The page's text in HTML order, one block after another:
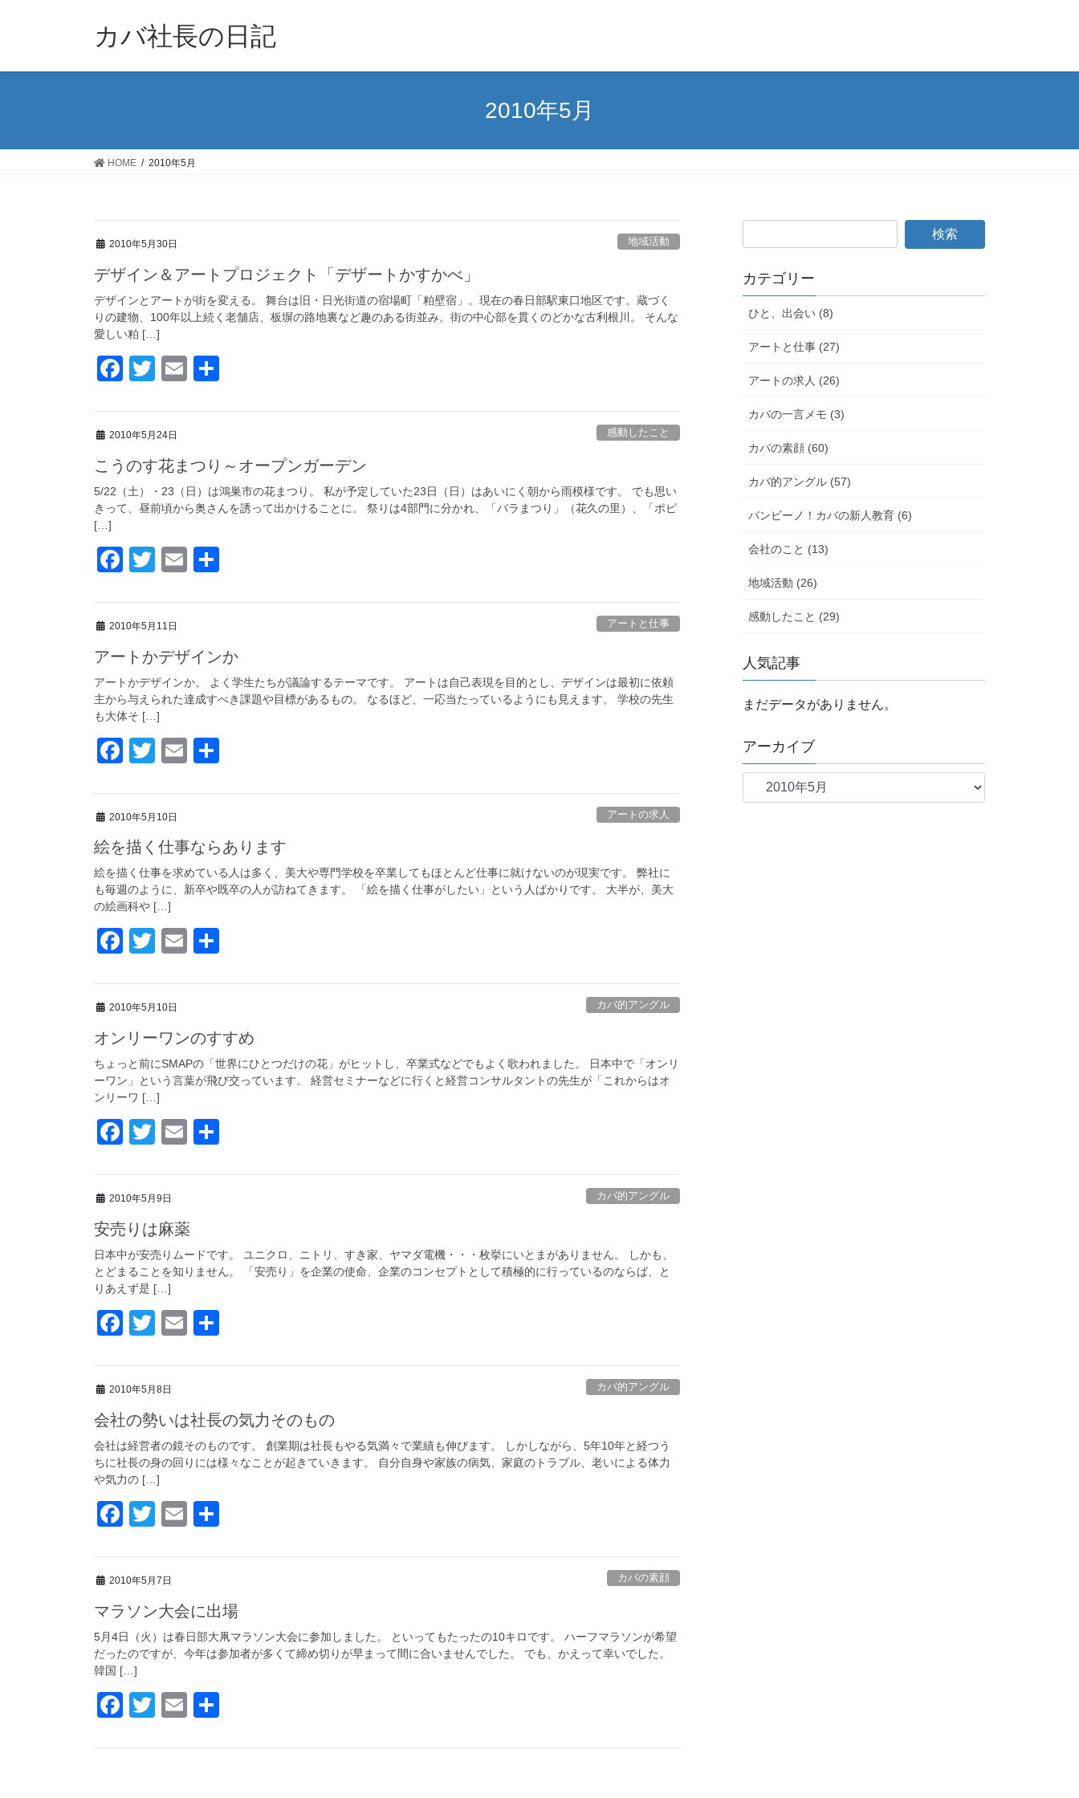
カバ社長の日記
2010年5月
HOME 2010年5月
2010年5月30日 地域活動
デザイン＆アートプロジェクト「デザートかすかべ」
デザインとアートが街を変える。 舞台は旧・日光街道の宿場町「粕壁宿」。現在の春日部駅東口地区です。蔵づく
りの建物、100年以上続く老舗店、板塀の路地裏など趣のある街並み。街の中心部を貫くのどかな古利根川。 そんな
愛しい粕 […]
F
c
e
b
o
o
k
T
tt
er
E
ail
2010年5月24日 感動したこと
こうのす花まつり～オープンガーデン
5/22（土）・23（日）は鴻巣市の花まつり。 私が予定していた23日（日）はあいにく朝から雨模様です。 でも思い
きって、昼前頃から奥さんを誘って出かけることに。 祭りは4部門に分かれ、「バラまつり」（花久の里）、「ポピ
[…]
F
c
e
b
o
o
k
T
tt
er
E
ail
2010年5月11日 アートと仕事
アートかデザインか
アートかデザインか。 よく学生たちが議論するテーマです。 アートは自己表現を目的とし、デザインは最初に依頼
主から与えられた達成すべき課題や目標があるもの。 なるほど、一応当たっているようにも見えます。 学校の先生
も大体そ […]
F
c
e
b
o
o
k
T
tt
er
E
ail
2010年5月10日 アートの求人
絵を描く仕事ならあります
絵を描く仕事を求めている人は多く、美大や専門学校を卒業してもほとんど仕事に就けないのが現実です。 弊社に
も毎週のように、新卒や既卒の人が訪ねてきます。 「絵を描く仕事がしたい」という人ばかりです。 大半が、美大
の絵画科や […]
F
c
e
b
o
o
k
T
tt
er
E
ail
2010年5月10日 カバ的アングル
オンリーワンのすすめ
ちょっと前にSMAPの「世界にひとつだけの花」がヒットし、卒業式などでもよく歌われました。 日本中で「オンリ
ーワン」という言葉が飛び交っています。 経営セミナーなどに行くと経営コンサルタントの先生が「これからはオ
ンリーワ […]
F
c
e
b
o
o
k
T
tt
er
E
ail
2010年5月9日 カバ的アングル
安売りは麻薬
日本中が安売りムードです。 ユニクロ、ニトリ、すき家、ヤマダ電機・・・枚挙にいとまがありません。 しかも、
とどまることを知りません。 「安売り」を企業の使命、企業のコンセプトとして積極的に行っているのならば、と
りあえず是 […]
F
c
e
b
o
o
k
T
tt
er
E
ail
2010年5月8日 カバ的アングル
会社の勢いは社長の気力そのもの
会社は経営者の鏡そのものです。 創業期は社長もやる気満々で業績も伸びます。 しかしながら、5年10年と経つう
ちに社長の身の回りには様々なことが起きていきます。 自分自身や家族の病気、家庭のトラブル、老いによる体力
や気力の […]
F
c
e
b
o
o
k
T
tt
er
E
ail
2010年5月7日 カバの素顔
マラソン大会に出場
5月4日（火）は春日部大凧マラソン大会に参加しました。 といってもたったの10キロです。 ハーフマラソンが希望
だったのですが、今年は参加者が多くて締め切りが早まって間に合いませんでした。 でも、かえって幸いでした。
韓国 […]
F
c
T
tt
E
ail
カテゴリー
ひと、出会い (8)
アートと仕事 (27)
アートの求人 (26)
カバの一言メモ (3)
カバの素顔 (60)
カバ的アングル (57)
バンビーノ！カバの新人教育 (6)
会社のこと (13)
地域活動 (26)
感動したこと (29)
人気記事
まだデータがありません。
アーカイブ
ア